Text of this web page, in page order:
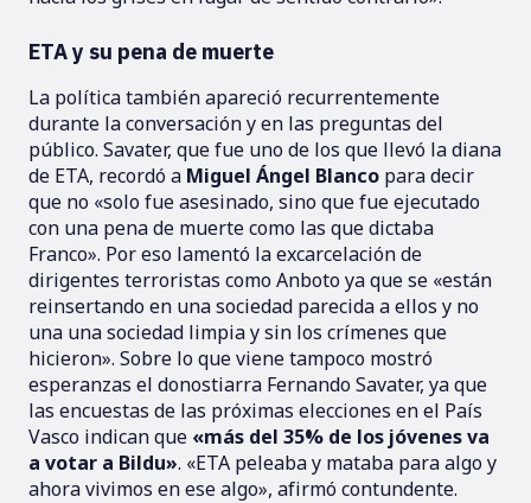
ETA y su pena de muerte
La política también apareció recurrentemente
durante la conversación y en las preguntas del
público. Savater, que fue uno de los que llevó la diana
de ETA, recordó a Miguel Ángel Blanco para decir
que no «solo fue asesinado, sino que fue ejecutado
con una pena de muerte como las que dictaba
Franco». Por eso lamentó la excarcelación de
dirigentes terroristas como Anboto ya que se «están
reinsertando en una sociedad parecida a ellos y no
una una sociedad limpia y sin los crímenes que
hicieron». Sobre lo que viene tampoco mostró
esperanzas el donostiarra Fernando Savater, ya que
las encuestas de las próximas elecciones en el País
Vasco indican que «más del 35% de los jóvenes va
a votar a Bildu». «ETA peleaba y mataba para algo y
ahora vivimos en ese algo», afirmó contundente.